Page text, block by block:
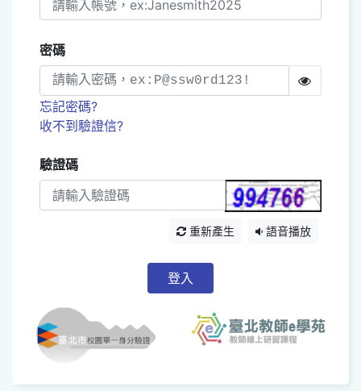
密碼
忘記密碼?
收不到驗證信?
驗證碼
重新產生 語音播放
登入